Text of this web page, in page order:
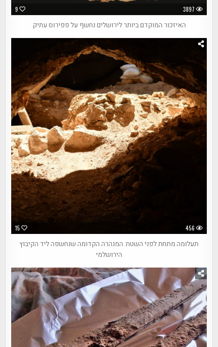
9 3897
האיזכור המוקדם ביותר לירושלים נחשף על פפירוס עתיק
15 456
תעלומה מתחת לפני השטח: המנהרה הקדומה שנחשפה ליד הקיבוץ
הירושלמי